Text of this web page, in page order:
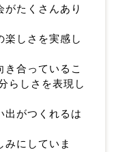
がたくさんあり
しさを実感し
合っているこ
らしさを表現し
がつくれるは
にしていま